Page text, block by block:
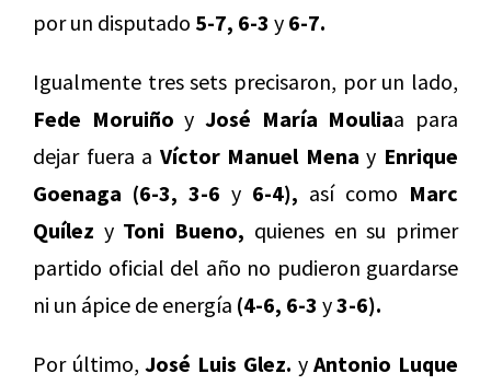
por un disputado 5-7, 6-3 y 6-7.
Igualmente tres sets precisaron, por un lado,
Fede Moruiño yJosé María Mouliaa para
dejar fuera a Víctor Manuel Mena y Enrique
Goenaga (6-3, 3-6 y 6-4), así como Marc
Quílez y Toni Bueno, quienes en su primer
partido oficial del año no pudieron guardarse
ni un ápice de energía (4-6, 6-3 y3-6).
Por último,José Luis Glez. yAntonio Luque